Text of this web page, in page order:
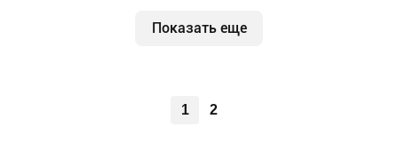
Показать еще
1 2